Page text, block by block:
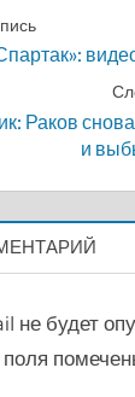
Раков
и
не будет